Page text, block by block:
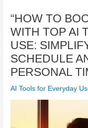
“HOW TO
WITH TOP AI
USE:
SCHEDULE
PERSONAL
AI Tools for Everyday